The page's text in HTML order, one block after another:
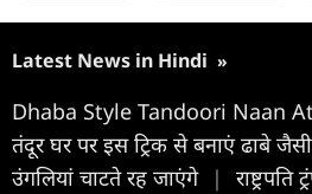
Latest News in Hindi »
Dhaba Style Tandoori Naan
तंदूर घर पर इस ट्रिक से बनाएं ढाबे
उंगलियां चाटते रह जाएंगे |